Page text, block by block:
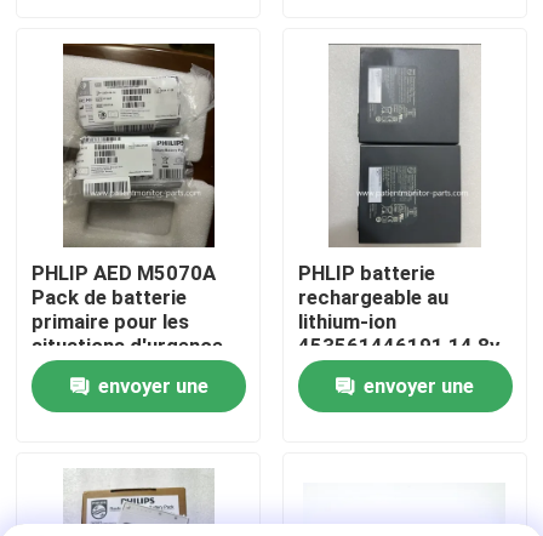
À propos de nous
Visite de l'usine
Contrôle de la qualité
Nous contacter
Demandez un devis
Module de moniteur patient
PHLIP AED M5070A
Pack de batterie
primaire pour les
situations d'urgence
envoyer une
PHLIP batterie
rechargeable au
lithium-ion
453561446191 14,8v
6,15ah 91w pour le
CX50CX30envoyer une